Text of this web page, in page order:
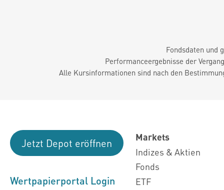
Fondsdaten und
Performanceergebnisse der
Alle Kursinformationen sind nach den
Jetzt Depot eröffnen
Wertpapierportal Login
Markets
Indizes & Aktien
Fonds
ETF